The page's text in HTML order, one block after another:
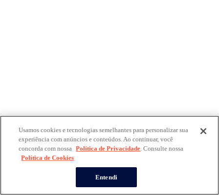
Usamos cookies e tecnologias semelhantes para personalizar sua
experiência com anúncios e conteúdos. Ao continuar, você
concorda com nossa Política de Privacidade. Consulte nossa
Política de Cookies
Entendi